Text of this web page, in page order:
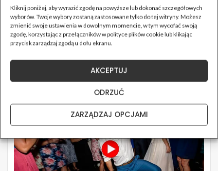
Kliknij poniżej, aby wyrazić zgodę na powyższe lub dokonać szczegółowych
wyborów. Twoje wybory zostaną zastosowane tylko do tej witryny. Możesz
zmienić swoje ustawienia w dowolnym momencie, w tym wycofać swoją
zgodę, korzystając z przełączników w polityce plików cookie lub klikając
przycisk zarządzaj zgodą u dołu ekranu.
AKCEPTUJ
ODRZUĆ
ZARZĄDZAJ OPCJAMI